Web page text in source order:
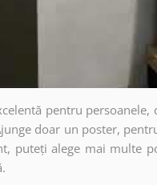
pentru
doar un poster,
puteți alege mai multe